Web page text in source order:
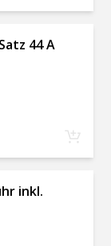
44 A
inkl.